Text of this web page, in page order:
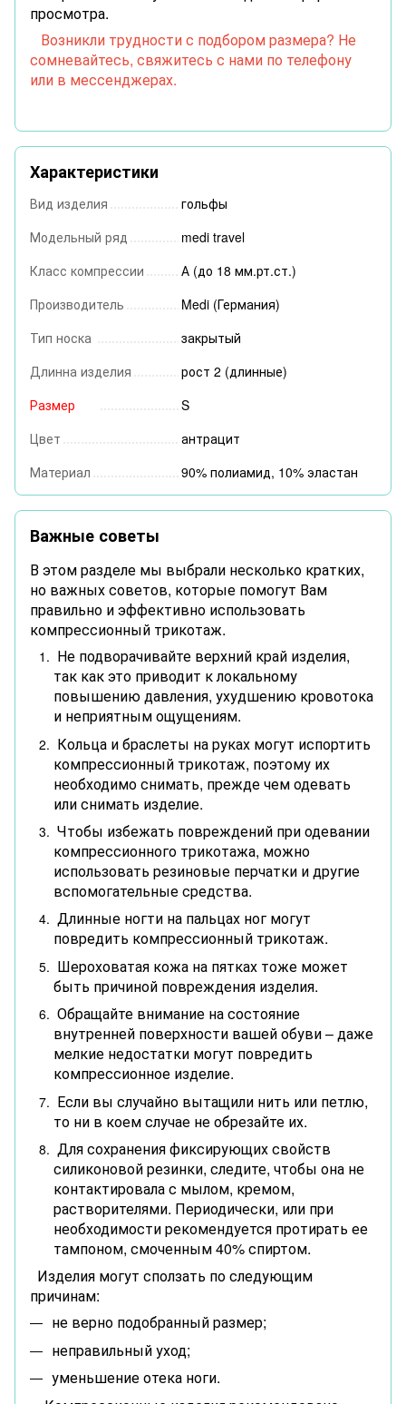
просмотра.
Возникли трудности с подбором размера? Не
сомневайтесь, свяжитесь с нами по телефону
или в мессенджерах.
Характеристики
Вид изделия
гольфы
Модельный ряд
medi travel
Класс компрессии
А (до 18 мм.рт.ст.)
Производитель
Medi (Германия)
Тип носка
закрытый
Длинна изделия
рост 2 (длинные)
Размер
S
Цвет
антрацит
Материал
90% полиамид, 10% эластан
Важные советы
В этом разделе мы выбрали несколько кратких,
но важных советов, которые помогут Вам
правильно и эффективно использовать
компрессионный трикотаж.
Не подворачивайте верхний край изделия,
так как это приводит к локальному
повышению давления, ухудшению кровотока
и неприятным ощущениям.
Кольца и браслеты на руках могут испортить
компрессионный трикотаж, поэтому их
необходимо снимать, прежде чем одевать
или снимать изделие.
Чтобы избежать повреждений при одевании
компрессионного трикотажа, можно
использовать резиновые перчатки и другие
вспомогательные средства.
Длинные ногти на пальцах ног могут
повредить компрессионный трикотаж.
Шероховатая кожа на пятках тоже может
быть причиной повреждения изделия.
Обращайте внимание на состояние
внутренней поверхности вашей обуви – даже
мелкие недостатки могут повредить
компрессионное изделие.
Если вы случайно вытащили нить или петлю,
то ни в коем случае не обрезайте их.
Для сохранения фиксирующих свойств
силиконовой резинки, следите, чтобы она не
контактировала с мылом, кремом,
растворителями. Периодически, или при
необходимости рекомендуется протирать ее
тампоном, смоченным 40% спиртом.
Изделия могут сползать по следующим
причинам:
не верно подобранный размер;
неправильный уход;
уменьшение отека ноги.